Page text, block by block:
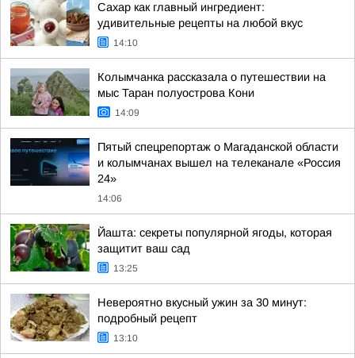
Сахар как главный ингредиент:
удивительные рецепты на любой вкус
14:10
Колымчанка рассказала о путешествии на
мыс Таран полуострова Кони
14:09
Пятый спецрепортаж о Магаданской области
и колымчанах вышел на телеканале «Россия
24»
14:06
Йашта: секреты популярной ягоды, которая
защитит ваш сад
13:25
Невероятно вкусный ужин за 30 минут:
подробный рецепт
13:10